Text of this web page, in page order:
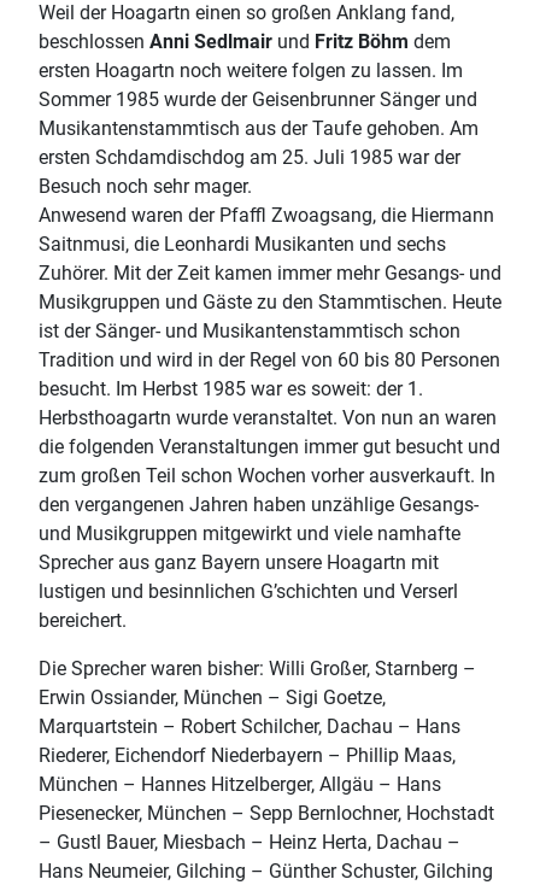
Weil der Hoagartn einen so großen Anklang fand,
beschlossen Anni Sedlmair und Fritz Böhm dem
ersten Hoagartn noch weitere folgen zu lassen. Im
Sommer 1985 wurde der Geisenbrunner Sänger und
Musikantenstammtisch aus der Taufe gehoben. Am
ersten Schdamdischdog am 25. Juli 1985 war der
Besuch noch sehr mager.
Anwesend waren der Pfaffl Zwoagsang, die Hiermann
Saitnmusi, die Leonhardi Musikanten und sechs
Zuhörer. Mit der Zeit kamen immer mehr Gesangs- und
Musikgruppen und Gäste zu den Stammtischen. Heute
ist der Sänger- und Musikantenstammtisch schon
Tradition und wird in der Regel von 60 bis 80 Personen
besucht. Im Herbst 1985 war es soweit: der 1.
Herbsthoagartn wurde veranstaltet. Von nun an waren
die folgenden Veranstaltungen immer gut besucht und
zum großen Teil schon Wochen vorher ausverkauft. In
den vergangenen Jahren haben unzählige Gesangs-
und Musikgruppen mitgewirkt und viele namhafte
Sprecher aus ganz Bayern unsere Hoagartn mit
lustigen und besinnlichen G’schichten und Verserl
bereichert.
Die Sprecher waren bisher: Willi Großer, Starnberg –
Erwin Ossiander, München – Sigi Goetze,
Marquartstein – Robert Schilcher, Dachau – Hans
Riederer, Eichendorf Niederbayern – Phillip Maas,
München – Hannes Hitzelberger, Allgäu – Hans
Piesenecker, München – Sepp Bernlochner, Hochstadt
– Gustl Bauer, Miesbach – Heinz Herta, Dachau –
Hans Neumeier, Gilching – Günther Schuster, Gilching